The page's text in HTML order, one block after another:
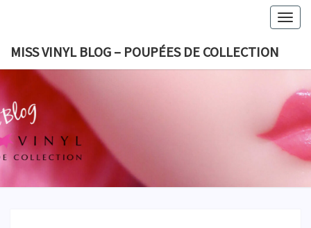
content
MISS VINYL BLOG – POUPÉES DE COLLECTION
MISS
BLOG